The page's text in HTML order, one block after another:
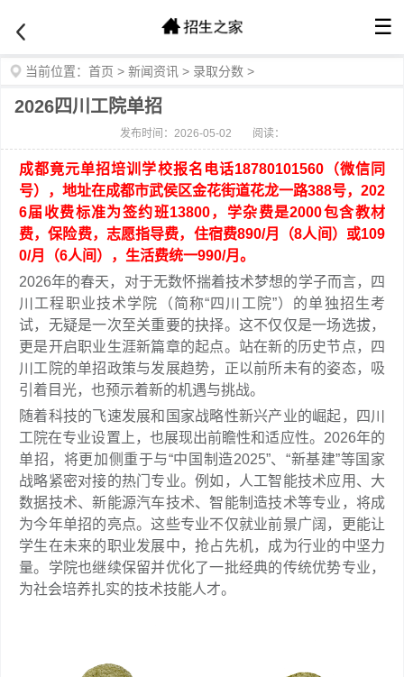
☰
当前位置： 首页 > 新闻资讯 > 录取分数 >
2026四川工院单招
发布时间：2026-05-02 阅读：
成都竟元单招培训学校报名电话18780101560（微信同
号），地址在成都市武侯区金花街道花龙一路388号，202
6届收费标准为签约班13800，学杂费是2000包含教材
费，保险费，志愿指导费，住宿费890/月（8人间）或109
0/月（6人间），生活费统一990/月。
2026年的春天，对于无数怀揣着技术梦想的学子而言，四
川工程职业技术学院（简称“四川工院”）的单独招生考
试，无疑是一次至关重要的抉择。这不仅仅是一场选拔，
更是开启职业生涯新篇章的起点。站在新的历史节点，四
川工院的单招政策与发展趋势，正以前所未有的姿态，吸
引着目光，也预示着新的机遇与挑战。
随着科技的飞速发展和国家战略性新兴产业的崛起，四川
工院在专业设置上，也展现出前瞻性和适应性。2026年的
单招，将更加侧重于与“中国制造2025”、“新基建”等国家
战略紧密对接的热门专业。例如，人工智能技术应用、大
数据技术、新能源汽车技术、智能制造技术等专业，将成
为今年单招的亮点。这些专业不仅就业前景广阔，更能让
学生在未来的职业发展中，抢占先机，成为行业的中坚力
量。学院也继续保留并优化了一批经典的传统优势专业，
为社会培养扎实的技术技能人才。